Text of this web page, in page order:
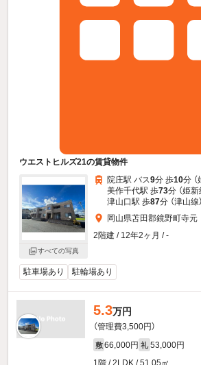
ウエストヒルズ21の賃貸物件
すべての写真
院庄駅 バス9分 歩10分 （
美作千代駅 歩73分 （姫新
津山口駅 歩87分 （津山線）
岡山県苫田郡鏡野町寺元
2階建 / 12年2ヶ月 / -
駐車場あり 駐輪場あり
5.3万円
（管理費3,500円）
敷 66,000円 礼 53,000円
1階 / 2LDK / 51.05㎡